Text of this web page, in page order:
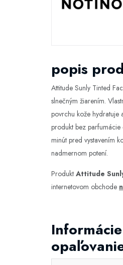
popis
Attitude Sunly Tinted
slnečným žiarením.
povrchu kože hydratuje
produkt bez
minút pred vystavením
nadmernom potení.
Produkt Attitude
internetovom obchode